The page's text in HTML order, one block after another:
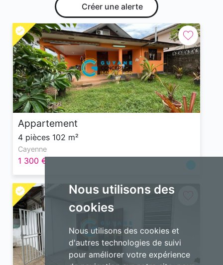
Nous utilisons des
cookies
Nous utilisons des cookies et
d'autres technologies de suivi
pour améliorer votre expérience
Créer une alerte
Appartement
4 pièces 102 m²
Cayenne
1 300 €